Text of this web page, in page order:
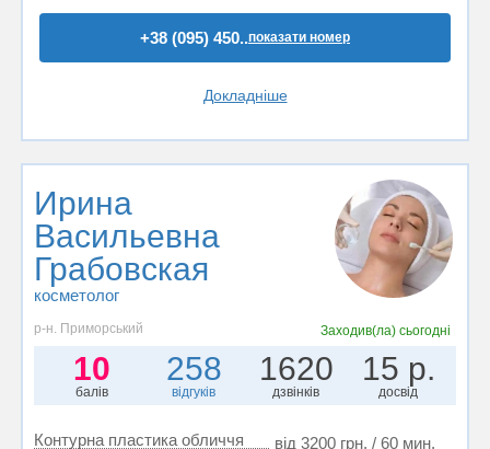
+38 (095) 450..показати номер
Докладніше
Ирина
Васильевна
Грабовская
косметолог
р-н. Приморський Заходив(ла)сьогодні
10
балів
258
відгуків
1620
дзвінків
15 р.
досвід
Контурна пластика обличчя
від 3200 грн. / 60 мин.